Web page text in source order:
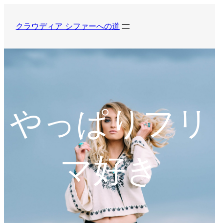
クラウディア シファーへの道
やっぱりフリ
マ好き